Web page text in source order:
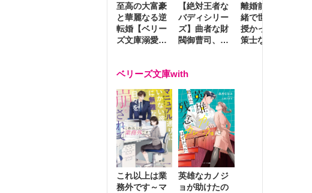
至高の大富豪
と華麗なる逆
転婚【ベリー
ズ文庫溺愛ア
【絶対王者な
バディシリー
ズ】曲者な財
閥御曹司、笑
激烈愛で貫く
離婚前夜に内
緒で世継ぎを
授かったら～
策士な御曹司
ベリーズ文庫with
これ以上は業
務外です～マ
英雄なカノジ
ョが助けたの